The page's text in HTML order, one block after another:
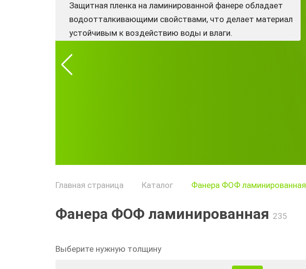
Защитная пленка на ламинированной фанере обладает
водоотталкивающими свойствами, что делает материал
устойчивым к воздействию воды и влаги.
Главная страница Каталог Фанера ФОФ ламинированная
Фанера ФОФ ламинированная 235
Выберите нужную толщину